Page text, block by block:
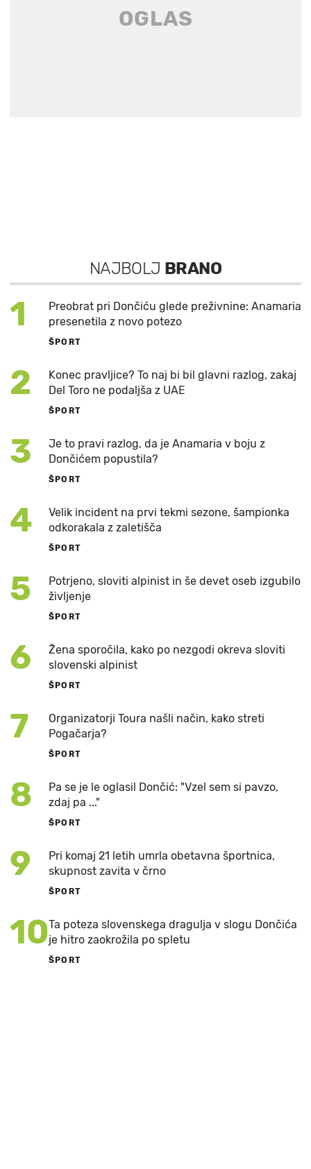
NAJBOLJ BRANO
1
Preobrat pri Dončiću glede preživnine: Anamaria
presenetila z novo potezo
ŠPORT
2
Konec pravljice? To naj bi bil glavni razlog, zakaj
Del Toro ne podaljša z UAE
ŠPORT
3
Je to pravi razlog, da je Anamaria v boju z
Dončićem popustila?
ŠPORT
4
Velik incident na prvi tekmi sezone, šampionka
odkorakala z zaletišča
ŠPORT
5
Potrjeno, sloviti alpinist in še devet oseb izgubilo
življenje
ŠPORT
6
Žena sporočila, kako po nezgodi okreva sloviti
slovenski alpinist
ŠPORT
7
Organizatorji Toura našli način, kako streti
Pogačarja?
ŠPORT
8
Pa se je le oglasil Dončić: "Vzel sem si pavzo,
zdaj pa ..."
ŠPORT
9
Pri komaj 21 letih umrla obetavna športnica,
skupnost zavita v črno
ŠPORT
10Ta poteza slovenskega dragulja v slogu Dončića
je hitro zaokrožila po spletu
ŠPORT